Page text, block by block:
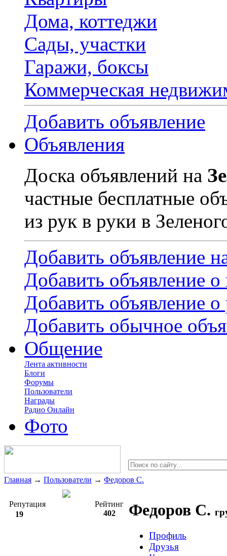
Дома, коттеджи
Сады, участки
Гаражи, боксы
Коммерческая
Добавить объявление
Объявления
Доска объявлений на
частные бесплатные
из рук в руки в
Добавить объявление
Добавить объявление
Добавить объявление о
Добавить обычное
Общение
Лента активности
Блоги
Форумы
Пользователи
Награды
Радио Онлайн
Фото
Главная → Пользователи → Федоров С.
Репутация
19
Рейтинг
402
Федоров С.
Профиль
Друзья